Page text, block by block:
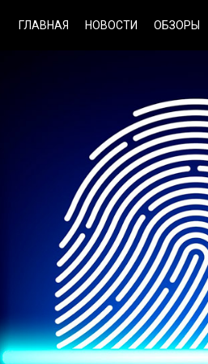
ГЛАВНАЯ НОВОСТИ ОБЗОРЫ